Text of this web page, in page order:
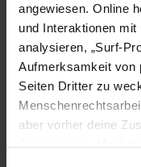
angewiesen. Online
und Interaktionen
analysieren, „Surf-
Aufmerksamkeit von
Seiten Dritter zu
aber vorher deine
Fußball-WM
entschädigen
Informiere dich hier
Katar.